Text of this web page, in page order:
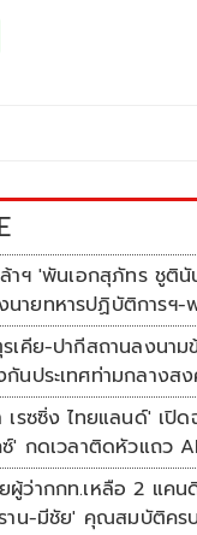
ล้าฯ 'พันเอกสุภัทร ชูติ
นายทหารปฏิบัติการฯ-
เคีย-ปากีสถานลงนา
กันประเทศท่ามกลางส
รซซิ่ง ไทยแลนด์' เปิด
' กดเวลาติดหัวแถว
กา
ผู้ว่ากกท.เหลือ 2 แคน
าน-มีชัย' คุณสมบัติคร